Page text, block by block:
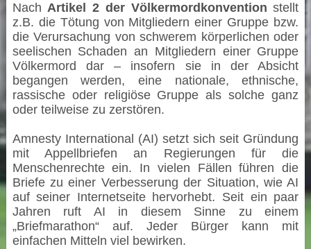
NachArtikel 2 der Völkermordkonvention stellt
z.B. die Tötung von Mitgliedern einer Gruppe bzw.
die Verursachung von schwerem körperlichen oder
seelischen Schaden an Mitgliedern einer Gruppe
Völkermord dar – insofern sie in der Absicht
begangen werden, eine nationale, ethnische,
rassische oder religiöse Gruppe als solche ganz
oder teilweise zu zerstören.
Amnesty International (AI) setzt sich seit Gründung
mit Appellbriefen an Regierungen für die
Menschenrechte ein. In vielen Fällen führen die
Briefe zu einer Verbesserung der Situation, wie AI
auf seiner Internetseite hervorhebt. Seit ein paar
Jahren ruft AI in diesem Sinne zu einem
„Briefmarathon“ auf. Jeder Bürger kann mit
einfachen Mitteln viel bewirken.